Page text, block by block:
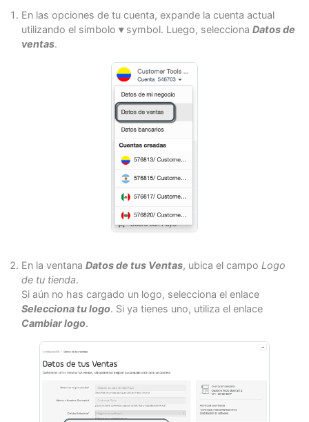
En las opciones de tu cuenta, expande la cuenta actual
utilizando el simbolo ▾symbol. Luego, selecciona Datos de
ventas.
En la ventana Datos de tus Ventas, ubica el campo Logo
de tu tienda.
Si aún no has cargado un logo, selecciona el enlace
Selecciona tu logo. Si ya tienes uno, utiliza el enlace
Cambiar logo.